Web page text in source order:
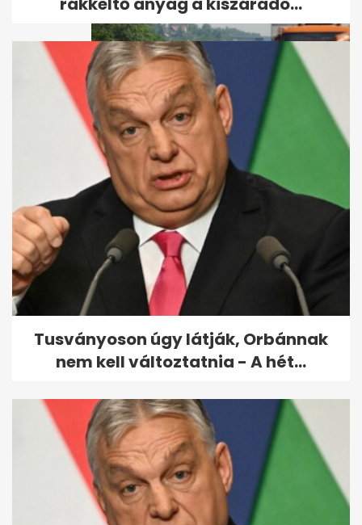
52 ezres csekket is kaphat a
rendőröktől az autós, aki...
Tusványoson úgy látják, Orbánnak
nem kell változtatnia - A hét...